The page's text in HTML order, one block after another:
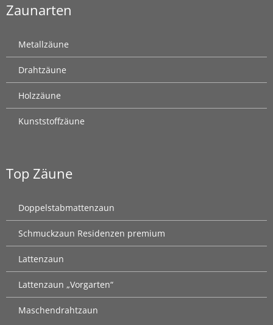
Zaunarten
Metallzäune
Drahtzäune
Holzzäune
Kunststoffzäune
Top Zäune
Doppelstabmattenzaun
Schmuckzaun Residenzen premium
Lattenzaun
Lattenzaun „Vorgarten“
Maschendrahtzaun